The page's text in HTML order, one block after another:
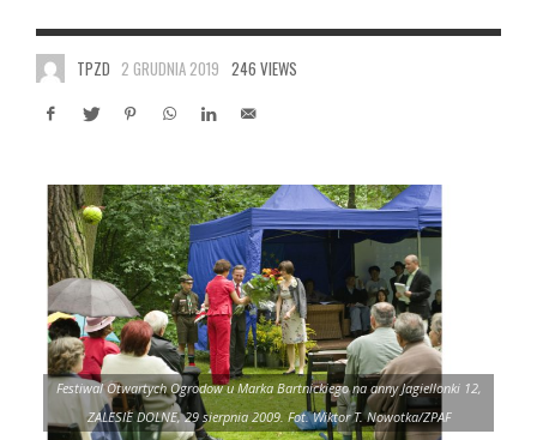
TPZD 2 GRUDNIA 2019 246 VIEWS
Festiwal Otwartych Ogrodow u Marka Bartnickiego na anny Jagiellonki 12,
ZALESIE DOLNE, 29 sierpnia 2009. Fot. Wiktor T. Nowotka/ZPAF